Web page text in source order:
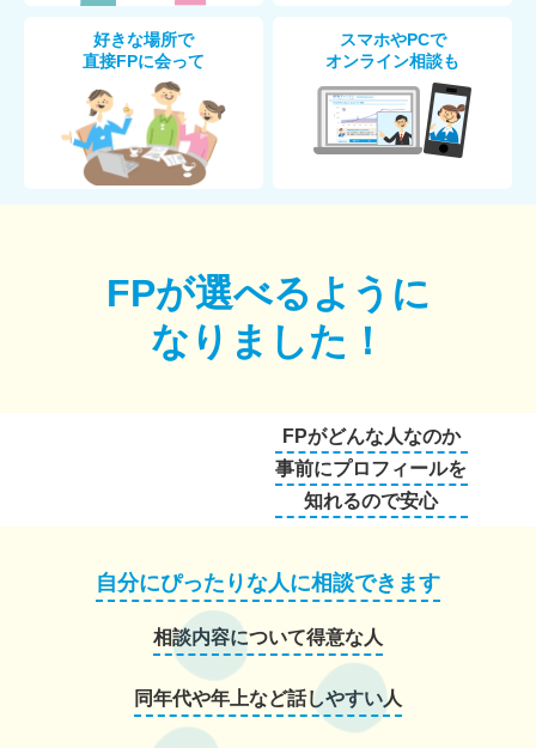
好きな場所で
直接FPに会って
スマホやPCで
オンライン相談も
FPが選べるように
なりました！
FPがどんな人なのか
事前にプロフィールを
知れるので安心
自分にぴったりな人に相談できます
相談内容について得意な人
同年代や年上など話しやすい人